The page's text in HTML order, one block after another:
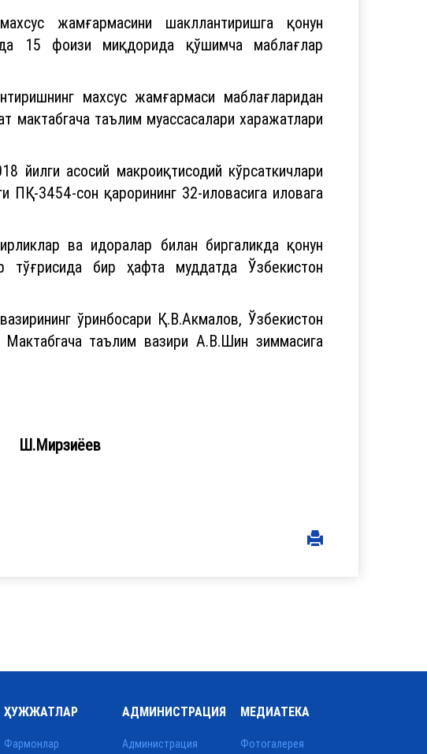
жамғармасини шакллантиришга қонун
15 фоизи миқдорида қўшимча маблағлар
махсус жамғармаси маблағларидан
мактабгача таълим муассасалари харажатлари
йилги асосий макроиқтисодий кўрсаткичлари
3454-сон қарорининг 32-иловасига иловага
ва идоралар билан биргаликда қонун
бир ҳафта муддатда Ўзбекистон
ўринбосари Қ.В.Акмалов, Ўзбекистон
таълим вазири А.В.Шин зиммасига
Ш.Мирзиёев
ҲУЖЖАТЛАР
Фармонлар
АДМИНИСТРАЦИЯ
Администрация
МЕДИАТЕКА
Фотогалерея